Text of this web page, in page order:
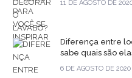
11 DE AGOSTO DE
Diferença entre
sabe quais são
6 DE AGOSTO DE 2020